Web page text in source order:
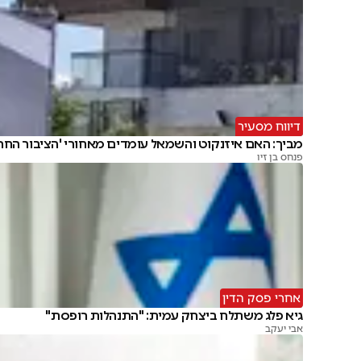
דיווח מסעיר
מביך: האם איזנקוט והשמאל עומדים מאחורי 'הציבור
פנחס בן זיו
אחרי פסק הדין
גיא פלג משתלח ביצחק עמית: "התנהלות רופסת"
אבי יעקב